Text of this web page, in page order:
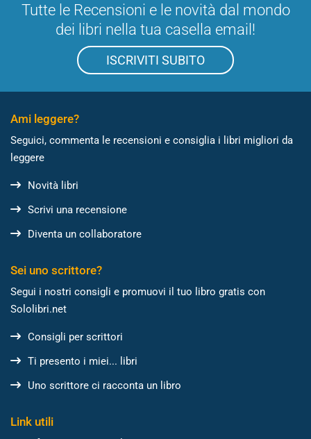
Tutte le Recensioni e le novità dal mondo
dei libri nella tua casella email!
ISCRIVITI SUBITO
Ami leggere?
Seguici, commenta le recensioni e consiglia i libri migliori da
leggere
Novità libri
Scrivi una recensione
Diventa un collaboratore
Sei uno scrittore?
Segui i nostri consigli e promuovi il tuo libro gratis con
Sololibri.net
Consigli per scrittori
Ti presento i miei... libri
Uno scrittore ci racconta un libro
Link utili